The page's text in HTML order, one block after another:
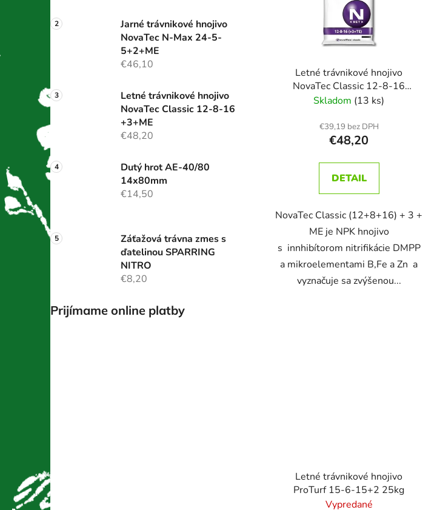
Jarné trávnikové hnojivo
NovaTec N-Max 24-5-
5+2+ME
€46,10
Letné trávnikové hnojivo
NovaTec Classic 12-8-16
+3+ME
€48,20
Dutý hrot AE-40/80
14x80mm
€14,50
Záťažová trávna zmes s
ďatelinou SPARRING
NITRO
€8,20
Prijímame online platby
Letné trávnikové hnojivo
NovaTec Classic 12-8-16
+3+ME
Skladom (13 ks)
€39,19 bez DPH
€48,20
DETAIL
NovaTec Classic (12+8+16) + 3 +
ME je NPK hnojivo
s innhibítorom nitrifikácie DMPP
a mikroelementami B,Fe a Zn a
vyznačuje sa zvýšenou...
Letné trávnikové hnojivo
ProTurf 15-6-15+2 25kg
Vypredané